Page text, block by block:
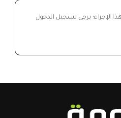
الإجراء؛ يرجى تسجيل الدخول